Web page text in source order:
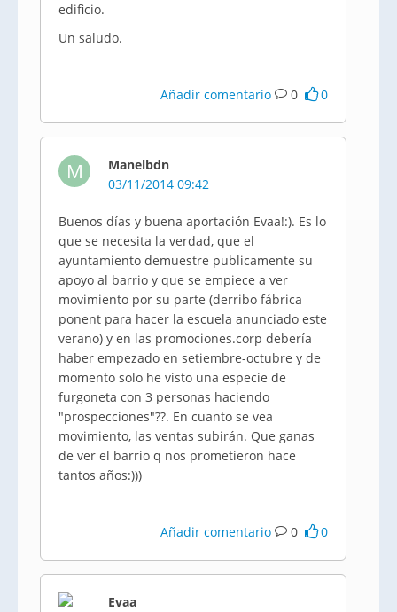
edificio.
Un saludo.
Añadir comentario 0 0
M
Manelbdn
03/11/2014 09:42
Buenos días y buena aportación Evaa!:). Es lo
que se necesita la verdad, que el
ayuntamiento demuestre publicamente su
apoyo al barrio y que se empiece a ver
movimiento por su parte (derribo fábrica
ponent para hacer la escuela anunciado este
verano) y en las promociones.corp debería
haber empezado en setiembre-octubre y de
momento solo he visto una especie de
furgoneta con 3 personas haciendo
"prospecciones"??. En cuanto se vea
movimiento, las ventas subirán. Que ganas
de ver el barrio q nos prometieron hace
tantos años:)))
Añadir comentario 0 0
Evaa